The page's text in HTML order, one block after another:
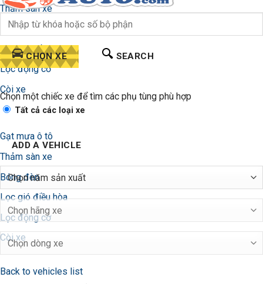
Thảm sàn xe
Bóng đèn
Lọc gió điều hòa
Lọc động cơ
Còi xe
Gạt mưa ô tô
Thảm sàn xe
Bóng đèn
Lọc gió điều hòa
Lọc động cơ
Còi xe
CHỌN XE SEARCH
Chọn một chiếc xe để tìm các phụ tùng phù hợp
Tất cả các loại xe
ADD A VEHICLE
Back to vehicles list